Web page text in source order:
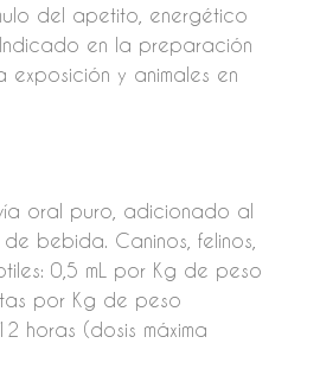
del apetito, energético
en la preparación
exposición y animales en
oral puro, adicionado al
bebida. Caninos, felinos,
0,5 mL por Kg de peso
por Kg de peso
horas (dosis máxima